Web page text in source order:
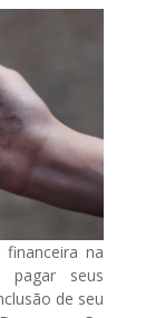
na
pagar seus
de seu